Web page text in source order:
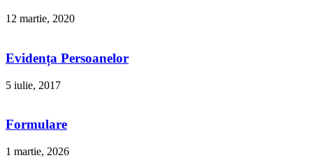
12 martie, 2020
Evidența Persoanelor
5 iulie, 2017
Formulare
1 martie, 2026